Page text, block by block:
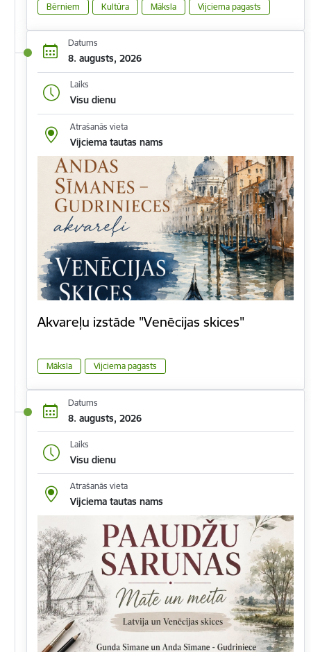
Bērniem Kultūra Māksla Vijciema pagasts
Datums
8. augusts, 2026
Laiks
Visu dienu
Atrašanās vieta
Vijciema tautas nams
Akvareļu izstāde "Venēcijas skices"
Māksla Vijciema pagasts
Datums
8. augusts, 2026
Laiks
Visu dienu
Atrašanās vieta
Vijciema tautas nams